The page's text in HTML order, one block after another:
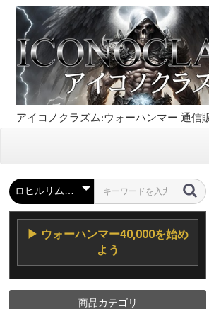
アイコノクラズム:ウォーハンマー 通信
▶ ウォーハンマー40,000を始め
よう
商品カテゴリ